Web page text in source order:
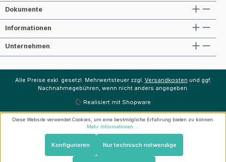
Dokumente
Informationen
Unternehmen
Alle Preise exkl. gesetzl. Mehrwertsteuer zzgl. Versandkosten und ggf.
Nachnahmegebühren, wenn nicht anders angegeben.
Realisiert mit Shopware
Diese Website verwendet Cookies, um eine bestmögliche Erfahrung bieten zu können.
Mehr Informationen ...
Nur technisch notwendige
Konfigurieren